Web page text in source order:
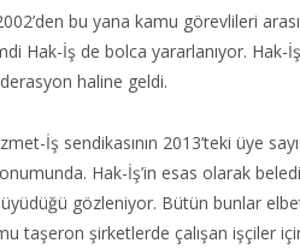
bu yana kamu görevlileri
Hak-İş de bolca yararlanıyor. Hak-
haline geldi.
İş sendikasının 2013’teki üye
Hak-İş’in esas olarak
gözleniyor. Bütün bunlar
taşeron şirketlerde çalışan işçiler